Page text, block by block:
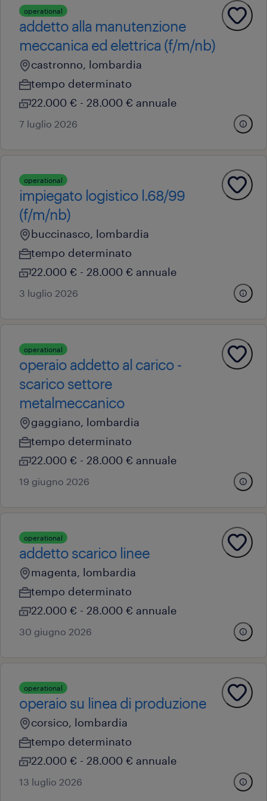
operational
addetto alla manutenzione
meccanica ed elettrica (f/m/nb)
castronno, lombardia
tempo determinato
22.000 € - 28.000 € annuale
7 luglio 2026
operational
impiegato logistico l.68/99
(f/m/nb)
buccinasco, lombardia
tempo determinato
22.000 € - 28.000 € annuale
3 luglio 2026
operational
operaio addetto al carico -
scarico settore
metalmeccanico
gaggiano, lombardia
tempo determinato
22.000 € - 28.000 € annuale
19 giugno 2026
operational
addetto scarico linee
magenta, lombardia
tempo determinato
22.000 € - 28.000 € annuale
30 giugno 2026
operational
operaio su linea di produzione
corsico, lombardia
tempo determinato
22.000 € - 28.000 € annuale
13 luglio 2026